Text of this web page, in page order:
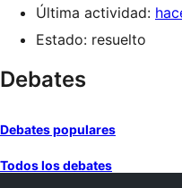
Última actividad:
Estado: resuelto
Debates
Debates populares
Todos los debates